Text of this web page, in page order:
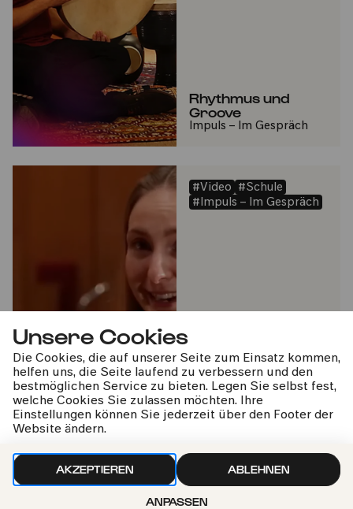
Unsere Cookies
Die Cookies, die auf unserer Seite zum Einsatz kommen,
helfen uns, die Seite laufend zu verbessern und den
bestmöglichen Service zu bieten. Legen Sie selbst fest,
welche Cookies Sie zulassen möchten. Ihre
Einstellungen können Sie jederzeit über den Footer der
Website ändern.
AKZEPTIEREN ABLEHNEN
ANPASSEN
Rhythmus und
Groove
Impuls – Im Gespräch
#Video
#Schule
#Impuls – Im Gespräch
Akustik und Klang